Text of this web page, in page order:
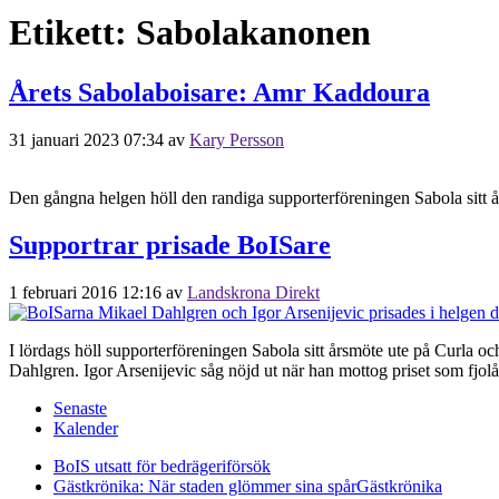
Etikett: Sabolakanonen
Årets Sabolaboisare: Amr Kaddoura
31 januari 2023 07:34 av Kary Persson
Den gångna helgen höll den randiga supporterföreningen Sabola sitt
Supportrar prisade BoISare
1 februari 2016 12:16 av Landskrona Direkt
I lördags höll supporterföreningen Sabola sitt årsmöte ute på Curla
Dahlgren. Igor Arsenijevic såg nöjd ut när han mottog priset som
Senaste
Kalender
BoIS utsatt för bedrägeriförsök
Gästkrönika: När staden glömmer sina spårGästkrönika